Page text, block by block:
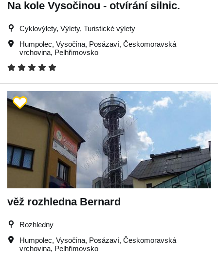
Na kole Vysočinou - otvírání silnic.
Cyklovýlety, Výlety, Turistické výlety
Humpolec, Vysočina, Posázaví, Českomoravská
vrchovina, Pelhřimovsko
věž rozhledna Bernard
Rozhledny
Humpolec, Vysočina, Posázaví, Českomoravská
vrchovina, Pelhřimovsko